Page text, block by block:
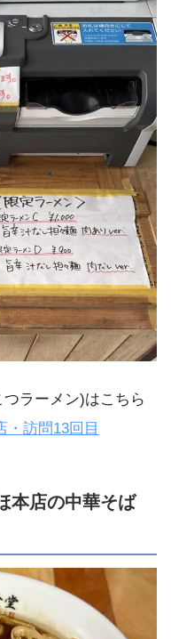
ラーメン)はこちら
・訪問13回目
本店の中華そば